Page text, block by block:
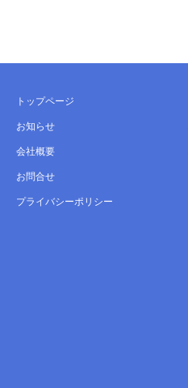
トップページ
お知らせ
会社概要
お問合せ
プライバシーポリシー